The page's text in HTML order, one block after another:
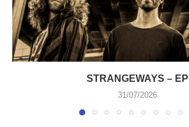
STRANGEWAYS – EP
31/07/2026